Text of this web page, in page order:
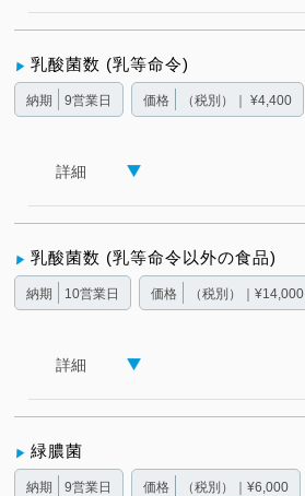
乳酸菌数 (乳等命令)
納期 9営業日 価格 （税別）｜ ¥4,400
詳細
乳酸菌数 (乳等命令以外の食品)
納期 10営業日 価格 （税別）｜¥14,000
詳細
緑膿菌
納期 9営業日 価格 （税別）｜¥6,000